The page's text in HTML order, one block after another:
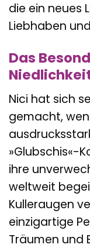
die ein neues
Liebhaben
Das
Nici hat sich
gemacht,
»Glubschis«-
ihre
weltweit
Kulleraugen
einzigartige
Träumen und